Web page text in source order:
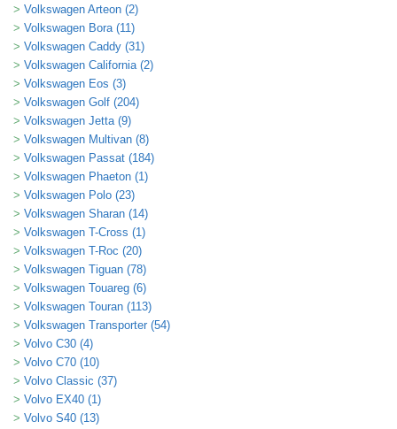
Volkswagen Arteon (2)
Volkswagen Bora (11)
Volkswagen Caddy (31)
Volkswagen California (2)
Volkswagen Eos (3)
Volkswagen Golf (204)
Volkswagen Jetta (9)
Volkswagen Multivan (8)
Volkswagen Passat (184)
Volkswagen Phaeton (1)
Volkswagen Polo (23)
Volkswagen Sharan (14)
Volkswagen T-Cross (1)
Volkswagen T-Roc (20)
Volkswagen Tiguan (78)
Volkswagen Touareg (6)
Volkswagen Touran (113)
Volkswagen Transporter (54)
Volvo C30 (4)
Volvo C70 (10)
Volvo Classic (37)
Volvo EX40 (1)
Volvo S40 (13)